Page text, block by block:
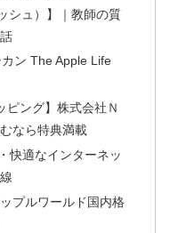
シュ）】｜教師の質
ン The Apple Life
ピング】株式会社Ｎ
なら特典満載
快適なインターネッ
プルワールド国内格